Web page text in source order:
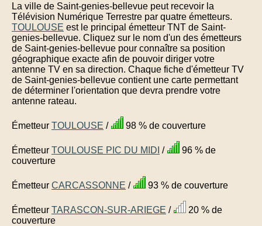
La ville de Saint-genies-bellevue peut recevoir la
Télévision Numérique Terrestre par quatre émetteurs.
TOULOUSE est le principal émetteur TNT de Saint-
genies-bellevue. Cliquez sur le nom d'un des émetteurs
de Saint-genies-bellevue pour connaître sa position
géographique exacte afin de pouvoir diriger votre
antenne TV en sa direction. Chaque fiche d'émetteur TV
de Saint-genies-bellevue contient une carte permettant
de déterminer l'orientation que devra prendre votre
antenne rateau.
Émetteur TOULOUSE / 98 % de couverture
Émetteur TOULOUSE PIC DU MIDI /
96 % de
couverture
Émetteur CARCASSONNE / 93 % de couverture
Émetteur TARASCON-SUR-ARIEGE /
20 % de
couverture